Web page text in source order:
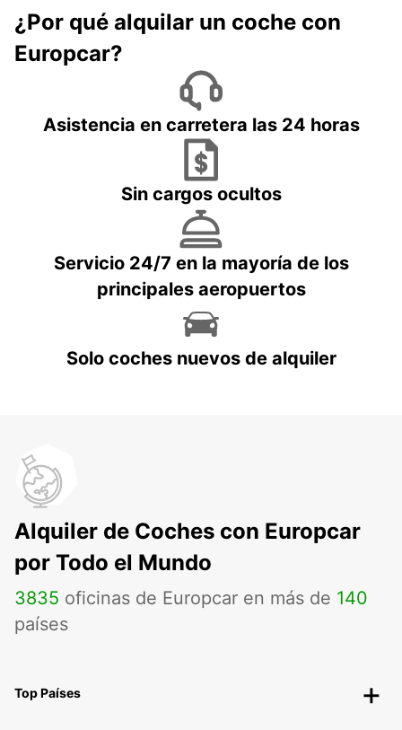
¿Por qué alquilar un coche con
Europcar?
Asistencia en carretera las 24 horas
Sin cargos ocultos
Servicio 24/7 en la mayoría de los
principales aeropuertos
Solo coches nuevos de alquiler
Alquiler de Coches con Europcar
por Todo el Mundo
3835 oficinas de Europcar en más de 140
países
Top Países